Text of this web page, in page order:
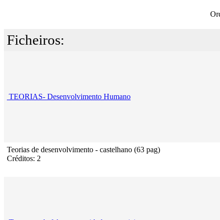
Ficheiros:
TEORIAS- Desenvolvimento Humano
Teorias de desenvolvimento - castelhano (63 pag)
Créditos: 2